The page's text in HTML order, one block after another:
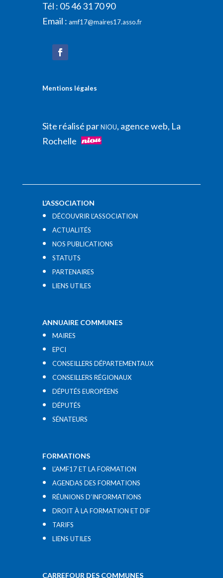
Tél : 05 46 31 70 90
Email : amf17@maires17.asso.fr
Mentions légales
Site réalisé parNIOU, agence web, La
Rochelle
L’ASSOCIATION
DÉCOUVRIR L’ASSOCIATION
ACTUALITÉS
NOS PUBLICATIONS
STATUTS
PARTENAIRES
LIENS UTILES​
ANNUAIRE COMMUNES
MAIRES
EPCI
CONSEILLERS DÉPARTEMENTAUX
CONSEILLERS RÉGIONAUX
DÉPUTÉS EUROPÉENS
DÉPUTÉS
SÉNATEURS
FORMATIONS
L’AMF17 ET LA FORMATION
AGENDAS DES FORMATIONS
RÉUNIONS D’INFORMATIONS
DROIT À LA FORMATION ET DIF
TARIFS
LIENS UTILES​
CARREFOUR DES COMMUNES